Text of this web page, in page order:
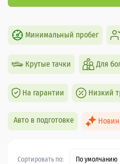
Минимальный пробег
Крутые тачки Для
На гарантии Низкий
Авто в подготовке
Сортировать по: По умолчанию